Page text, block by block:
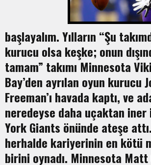
başlayalım. Yılların “Şu
kurucu olsa keşke; onun
tamam” takımı Minnesota
Bay’den ayrılan oyun kurucu
Freeman’ı havada kaptı, ve
neredeyse daha uçaktan iner
York Giants önünde ateşe
herhalde kariyerinin en kötü
birini oynadı. Minnesota Matt